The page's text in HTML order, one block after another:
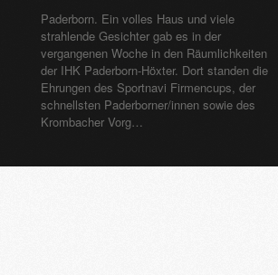
Paderborn. Ein volles Haus und viele
strahlende Gesichter gab es in der
vergangenen Woche in den Räumlichkeiten
der IHK Paderborn-Höxter. Dort standen die
Ehrungen des Sportnavi Firmencups, der
schnellsten Paderborner/innen sowie des
Krombacher Vorg…